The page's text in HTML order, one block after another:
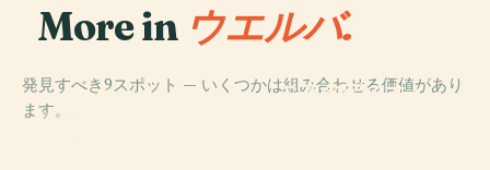
More in ウエルバ.
発見すべき9スポット — いくつかは組み合わせる価値があり
ます。PLACE
エスタディオ・